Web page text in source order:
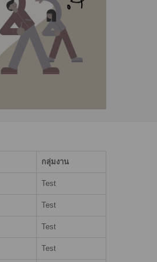
กลุ่มงาน
Test
Test
Test
Test